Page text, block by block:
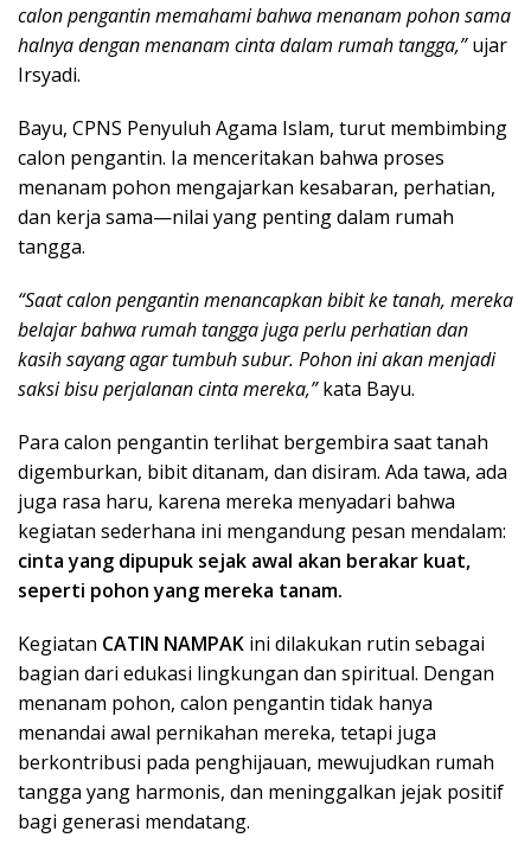
calon pengantin memahami bahwa menanam pohon sama
halnya dengan menanam cinta dalam rumah tangga,”ujar
Irsyadi.
Bayu, CPNS Penyuluh Agama Islam, turut membimbing
calon pengantin. Ia menceritakan bahwa proses
menanam pohon mengajarkan kesabaran, perhatian,
dan kerja sama—nilai yang penting dalam rumah
tangga.
“Saat calon pengantin menancapkan bibit ke tanah, mereka
belajar bahwa rumah tangga juga perlu perhatian dan
kasih sayang agar tumbuh subur. Pohon ini akan menjadi
saksi bisu perjalanan cinta mereka,”kata Bayu.
Para calon pengantin terlihat bergembira saat tanah
digemburkan, bibit ditanam, dan disiram. Ada tawa, ada
juga rasa haru, karena mereka menyadari bahwa
kegiatan sederhana ini mengandung pesan mendalam:
cinta yang dipupuk sejak awal akan berakar kuat,
seperti pohon yang mereka tanam.
Kegiatan CATIN NAMPAK ini dilakukan rutin sebagai
bagian dari edukasi lingkungan dan spiritual. Dengan
menanam pohon, calon pengantin tidak hanya
menandai awal pernikahan mereka, tetapi juga
berkontribusi pada penghijauan, mewujudkan rumah
tangga yang harmonis, dan meninggalkan jejak positif
bagi generasi mendatang.